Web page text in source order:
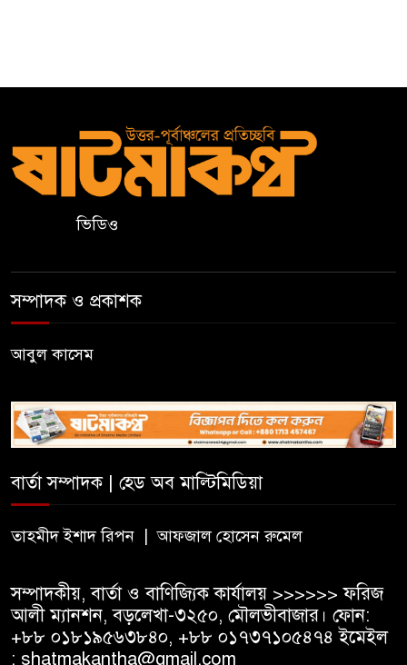
ভিডিও
সম্পাদক ও প্রকাশক
আবুল কাসেম
বার্তা সম্পাদক | হেড অব মাল্টিমিডিয়া
তাহমীদ ইশাদ রিপন | আফজাল হোসেন রুমেল
সম্পাদকীয়, বার্তা ও বাণিজ্যিক কার্যালয় >>>>>> ফরিজ
আলী ম্যানশন, বড়লেখা-৩২৫০, মৌলভীবাজার। ফোন:
+৮৮ ০১৮১৯৫৬৩৮৪০, +৮৮ ০১৭৩৭১০৫৪৭৪ ইমেইল
: shatmakantha@gmail.com